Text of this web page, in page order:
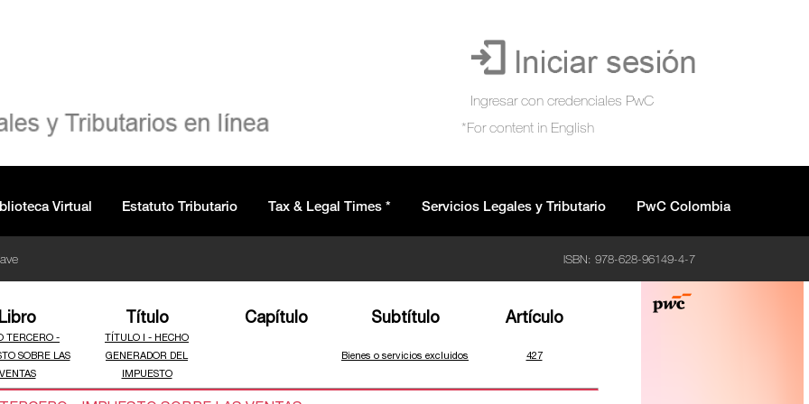
Virtual Estatuto Tributario Tax & Legal Times * Servicios Legales y Tributario PwC Colombia
ISBN: 978-628-96149-4-7